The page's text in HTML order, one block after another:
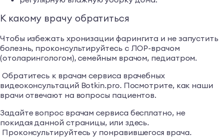
К какому врачу обратиться
Чтобы избежать хронизации фарингита и не запустить
болезнь, проконсультируйтесь с ЛОР-врачом
(отоларингологом), семейным врачом, педиатром.
Обратитесь к врачам сервиса врачебных
видеоконсультаций Botkin.pro. Посмотрите, как наши
врачи отвечают на вопросы пациентов.
Задайте вопрос врачам сервиса бесплатно, не
покидая данной страницы, или здесь.
Проконсультируйтесь у понравившегося врача.